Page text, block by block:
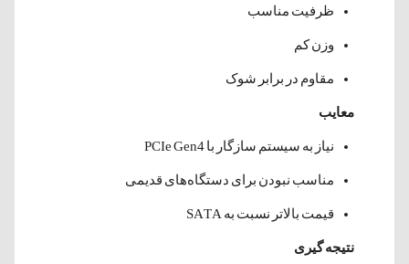
ظرفیت مناسب
وزن کم
مقاوم در برابر شوک
معایب
نیاز به سیستم سازگار با PCIe Gen4
مناسب نبودن برای دستگاه‌های قدیمی
قیمت بالاتر نسبت به SATA
نتیجه گیری